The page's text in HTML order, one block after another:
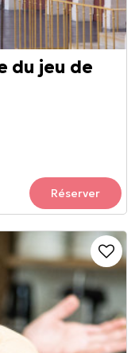
du jeu de
Réserver